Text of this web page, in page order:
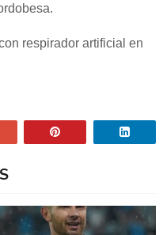
respirador artificial en